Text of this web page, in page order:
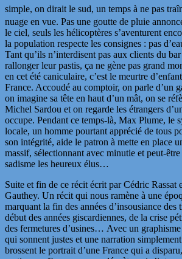
simple, on dirait le sud, un temps à ne pas
nuage en vue. Pas une goutte de pluie
le ciel, seuls les hélicoptères s’aventurent
la population respecte les consignes : pas
Tant qu’ils n’interdisent pas aux clients du
rallonger leur pastis, ça ne gène pas grand
en cet été caniculaire, c’est le meurtre
France. Accoudé au comptoir, on parle d’un
on imagine sa tête en haut d’un mât, on se
Michel Sardou et on regarde les étrangers
occupe. Pendant ce temps-là, Max Plume, le
locale, un homme pourtant apprécié de tous
son intégrité, aide le patron à mette en place
massif, sélectionnant avec minutie et peut-
sadisme les heureux élus…
Suite et fin de ce récit écrit par Cédric Rassat
Gauthey. Un récit qui nous ramène à une
marquant la fin des années d’insousiance des
début des années giscardiennes, de la crise
des fermetures d’usines… Avec un
qui sonnent justes et une narration
brossent le portrait d’une France qui a